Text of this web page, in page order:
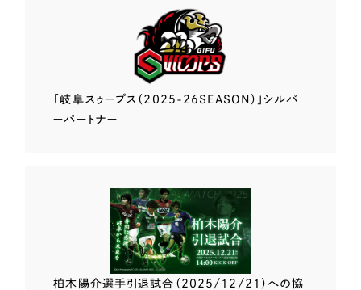
「岐阜スゥープス （2025-26SEASON）」 シルバ
ーパートナー
柏木陽介選手引退試合（2025/12/21）への協